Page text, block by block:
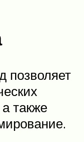
позволяет
также